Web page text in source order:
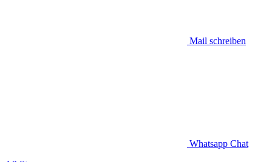
Mail schreiben
Whatsapp Chat